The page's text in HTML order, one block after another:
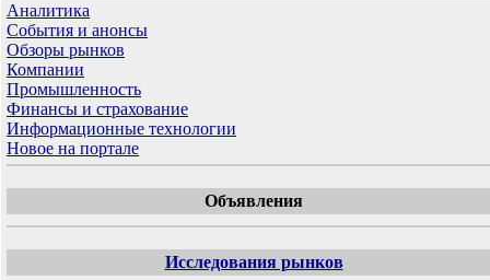
Аналитика
События и анонсы
Обзоры рынков
Компании
Промышленность
Финансы и страхование
Информационные технологии
Новое на портале
Объявления
Исследования рынков